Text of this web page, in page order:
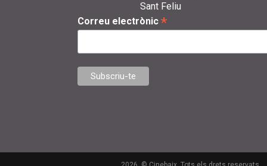
Sant Feliu
Correu electrònic *